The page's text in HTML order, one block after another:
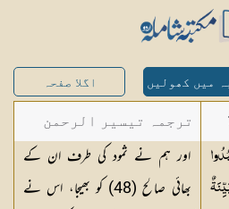
میں کھولیں اگلا صفحہ
ترجمہ تیسیر الرحمن
لبیان القرآن - محمد
لقمان سلفی
اور ہم نے ثمود کی طرف ان کے
بھائی صالح (48) کو بھیجا، اس نے